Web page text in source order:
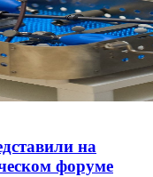
на
форуме